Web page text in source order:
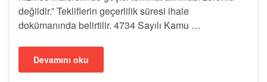
değildir.” Tekliflerin geçerlilik süresi ihale
dokümanında belirtilir. 4734 Sayılı Kamu …
Devamını oku